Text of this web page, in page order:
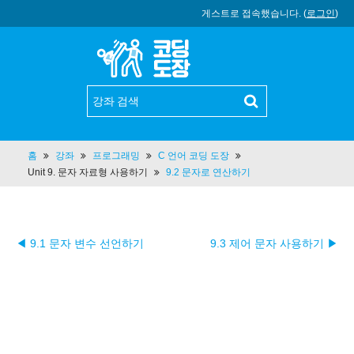
게스트로 접속했습니다. (로그인)
홈 강좌 프로그래밍
C 언어 코딩 도장
Unit 9. 문자 자료형 사용하기
9.2 문자로 연산하기
◀ 9.1 문자 변수 선언하기 9.3 제어 문자 사용하기 ▶︎